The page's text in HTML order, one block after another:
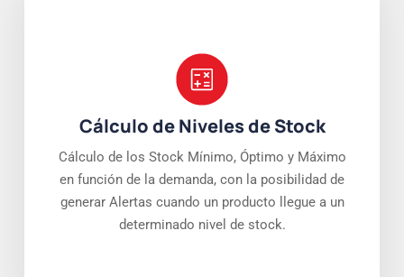
Cálculo de Niveles de Stock
Cálculo de los Stock Mínimo, Óptimo y Máximo
en función de la demanda, con la posibilidad de
generar Alertas cuando un producto llegue a un
determinado nivel de stock.